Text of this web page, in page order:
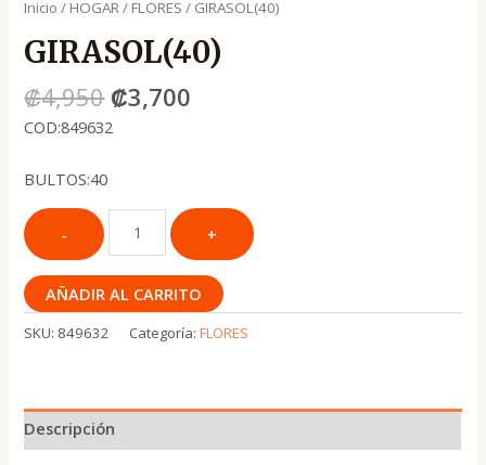
Inicio / HOGAR/ FLORES / GIRASOL(40)
GIRASOL(40)
₡4,950 ₡3,700
COD:849632
BULTOS:40
AÑADIR AL CARRITO
SKU: 849632 Categoría:FLORES
Descripción